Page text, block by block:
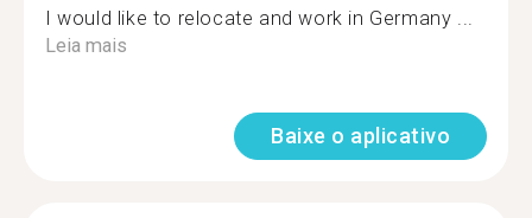
I would like to relocate and work in Germany ...
Leia mais
Baixe o aplicativo